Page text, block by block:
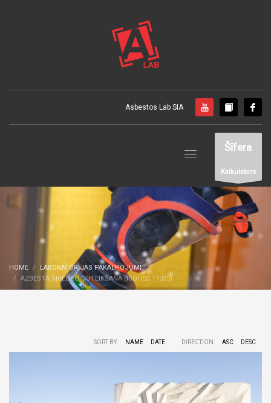
Asbestos Lab SIA
Šīfera
Kalkulators
HOME
LABORATORIJAS PAKALPOJUMI
AZBESTA ŠĶIEDRU NOTEIKŠANA (ISO/IEC 17025)
SORT BY: NAME DATE DIRECTION: ASC DESC